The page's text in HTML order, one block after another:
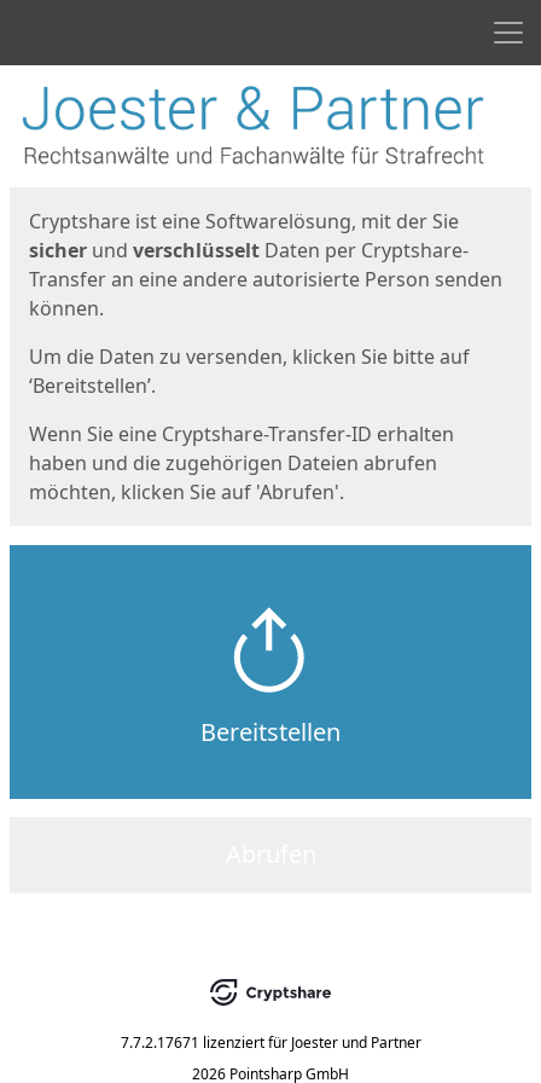
Start
Cryptshare ist eine Softwarelösung, mit der Sie
sicher und verschlüsselt Daten per Cryptshare-
Transfer an eine andere autorisierte Person senden
können.
Um die Daten zu versenden, klicken Sie bitte auf
‘Bereitstellen’.
Wenn Sie eine Cryptshare-Transfer-ID erhalten
haben und die zugehörigen Dateien abrufen
möchten, klicken Sie auf 'Abrufen'.
Bereitstellen
7.7.2.17671 lizenziert für Joester und Partner
2026 Pointsharp GmbH